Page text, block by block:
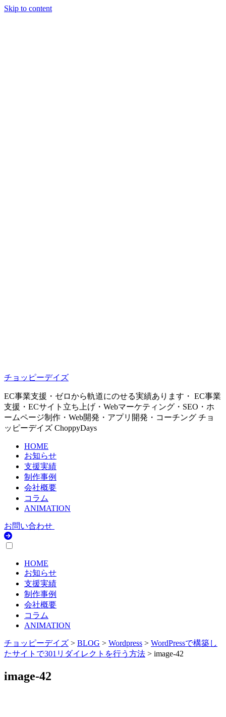
Skip to content
チョッピーデイズ
EC事業支援・ゼロから軌道にのせる実績あります・ EC事業
支援・ECサイト立ち上げ・Webマーケティング・SEO・ホ
ームページ制作・Web開発・アプリ開発・コーチング チョ
ッピーデイズ ChoppyDays
HOME
お知らせ
支援実績
制作事例
会社概要
コラム
ANIMATION
お問い合わせ
HOME
お知らせ
支援実績
制作事例
会社概要
コラム
ANIMATION
チョッピーデイズ > BLOG > Wordpress > WordPressで構築し
たサイトで301リダイレクトを行う方法 > image-42
image-42